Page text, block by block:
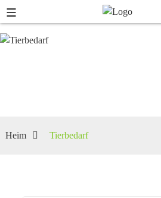
Heim Tierbedarf